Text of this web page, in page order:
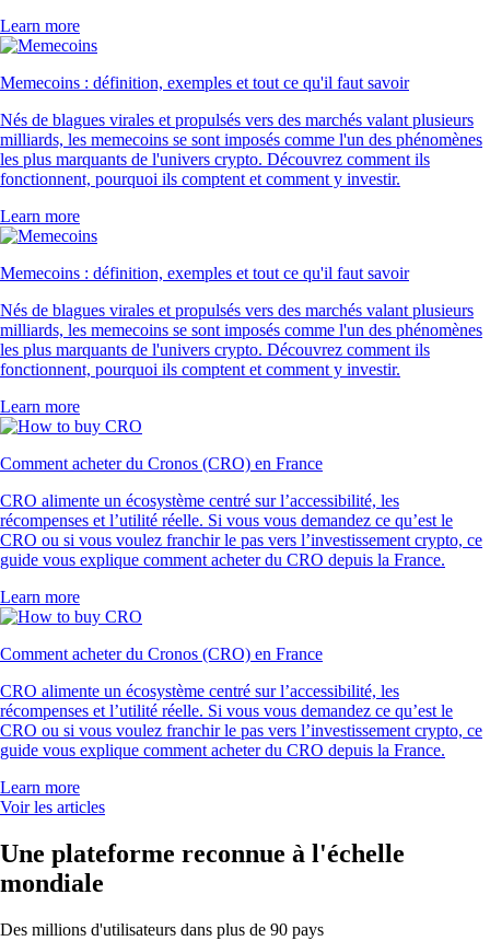
Learn more
Memecoins : définition, exemples et tout ce qu'il faut savoir
Nés de blagues virales et propulsés vers des marchés valant plusieurs
milliards, les memecoins se sont imposés comme l'un des phénomènes
les plus marquants de l'univers crypto. Découvrez comment ils
fonctionnent, pourquoi ils comptent et comment y investir.
Learn more
Memecoins : définition, exemples et tout ce qu'il faut savoir
Nés de blagues virales et propulsés vers des marchés valant plusieurs
milliards, les memecoins se sont imposés comme l'un des phénomènes
les plus marquants de l'univers crypto. Découvrez comment ils
fonctionnent, pourquoi ils comptent et comment y investir.
Learn more
Comment acheter du Cronos (CRO) en France
CRO alimente un écosystème centré sur l’accessibilité, les
récompenses et l’utilité réelle. Si vous vous demandez ce qu’est le
CRO ou si vous voulez franchir le pas vers l’investissement crypto, ce
guide vous explique comment acheter du CRO depuis la France.
Learn more
Comment acheter du Cronos (CRO) en France
CRO alimente un écosystème centré sur l’accessibilité, les
récompenses et l’utilité réelle. Si vous vous demandez ce qu’est le
CRO ou si vous voulez franchir le pas vers l’investissement crypto, ce
guide vous explique comment acheter du CRO depuis la France.
Learn more
Voir les articles
Une plateforme reconnue à l'échelle
mondiale
Des millions d'utilisateurs dans plus de 90 pays